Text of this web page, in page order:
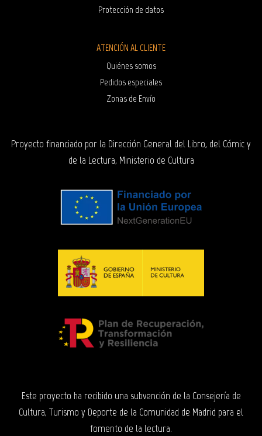
Protección de datos
ATENCIÓN AL CLIENTE
Quiénes somos
Pedidos especiales
Zonas de Envío
Proyecto financiado por la Dirección General del Libro, del Cómic y
de la Lectura, Ministerio de Cultura
Este proyecto ha recibido una subvención de la Consejería de
Cultura, Turismo y Deporte de la Comunidad de Madrid para el
fomento de la lectura.